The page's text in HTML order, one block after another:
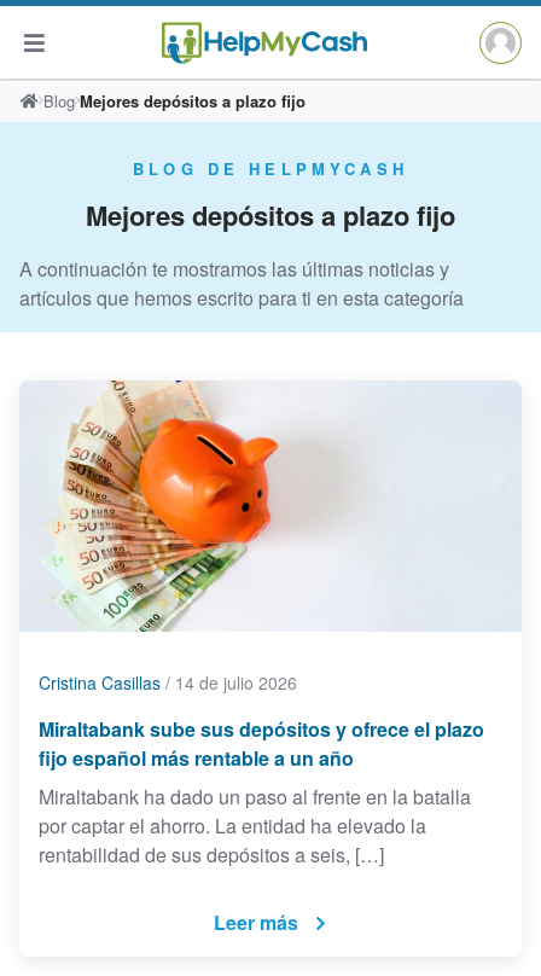
Saltar
al
Blog Mejores depósitos a plazo fijo
BLOG DE HELPMYCASH
Mejores depósitos a plazo fijo
A continuación te mostramos las últimas noticias y
artículos que hemos escrito para ti en esta categoría
Cristina Casillas / 14 de julio 2026
Miraltabank sube sus depósitos y ofrece el plazo
fijo español más rentable a un año
Miraltabank ha dado un paso al frente en la batalla
por captar el ahorro. La entidad ha elevado la
rentabilidad de sus depósitos a seis, […]
Leer más